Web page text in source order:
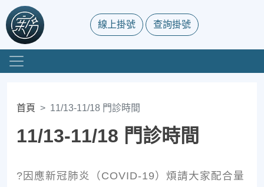
線上掛號 查詢掛號
首頁 11/13-11/18 門診時間
11/13-11/18 門診時間
?因應新冠肺炎（COVID-19）煩請大家配合量